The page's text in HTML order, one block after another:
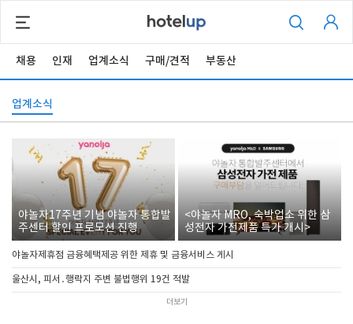
채용 인재 업계소식 구매/견적 부동산
업계소식
야놀자17주년 기념 야놀자 통합발
주센터 할인 프로모션 진행
<야놀자 MRO, 숙박업소 위한 삼
성전자 가전제품 특가 개시>
야놀자제휴점 금융혜택제공 위한 제휴 및 금융서비스 게시
울산시, 피서․행락지 주변 불법행위 19건 적발
더보기